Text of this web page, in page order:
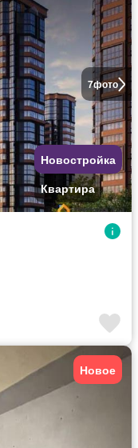
7фото
Новостройка
Квартира
Новое